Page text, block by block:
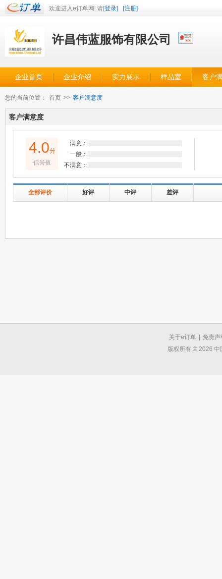
欢迎进入e订单网! 请[登录] [注册]
许昌伟蓝服饰有限公司
企业首页 企业介绍 实力展示 样品室 客户
您的当前位置： 首页 >> 客户满意度
客户满意度
4.0分
信誉值
满意：
一般：
不满意：
全部评价 好评 中评 差评
关于e订单
免责声
版权所有 © 2026